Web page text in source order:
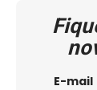
E-mail